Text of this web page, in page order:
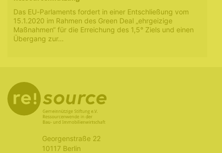
Das EU-Parlaments fordert in einer Entschließung vom
15.1.2020 im Rahmen des Green Deal „ehrgeizige
Maßnahmen“ für die Erreichung des 1,5° Ziels und einen
Übergang zur…
Georgenstraße 22
10117 Berlin